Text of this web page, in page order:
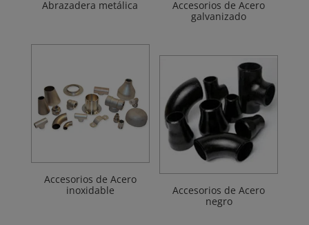
Abrazadera metálica
Accesorios de Acero
galvanizado
Accesorios de Acero
inoxidable
Accesorios de Acero
negro